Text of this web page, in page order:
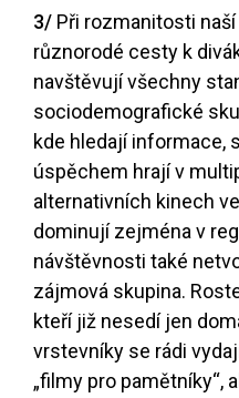
3/ Při rozmanitosti
různorodé cesty k
navštěvují všechny
sociodemografické
kde hledají informace,
úspěchem hrají v
alternativních kinech
dominují zejména v
návštěvnosti také
zájmová skupina.
kteří již nesedí jen
vrstevníky se rádi
„filmy pro pamětníky“,